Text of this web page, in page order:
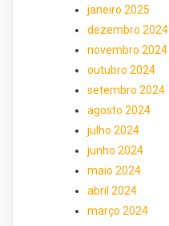
janeiro 2025
dezembro 2024
novembro 2024
outubro 2024
setembro 2024
agosto 2024
julho 2024
junho 2024
maio 2024
abril 2024
março 2024